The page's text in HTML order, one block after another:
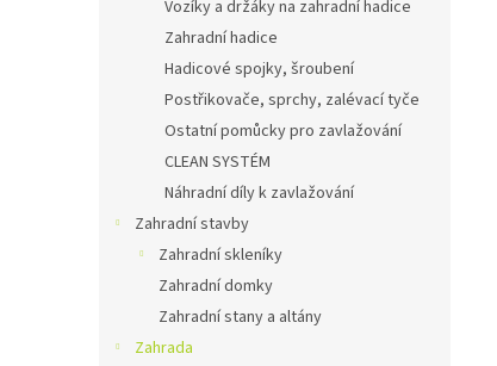
Vozíky a držáky na zahradní hadice
Zahradní hadice
Hadicové spojky, šroubení
Postřikovače, sprchy, zalévací tyče
Ostatní pomůcky pro zavlažování
CLEAN SYSTÉM
Náhradní díly k zavlažování
Zahradní stavby
Zahradní skleníky
Zahradní domky
Zahradní stany a altány
Zahrada